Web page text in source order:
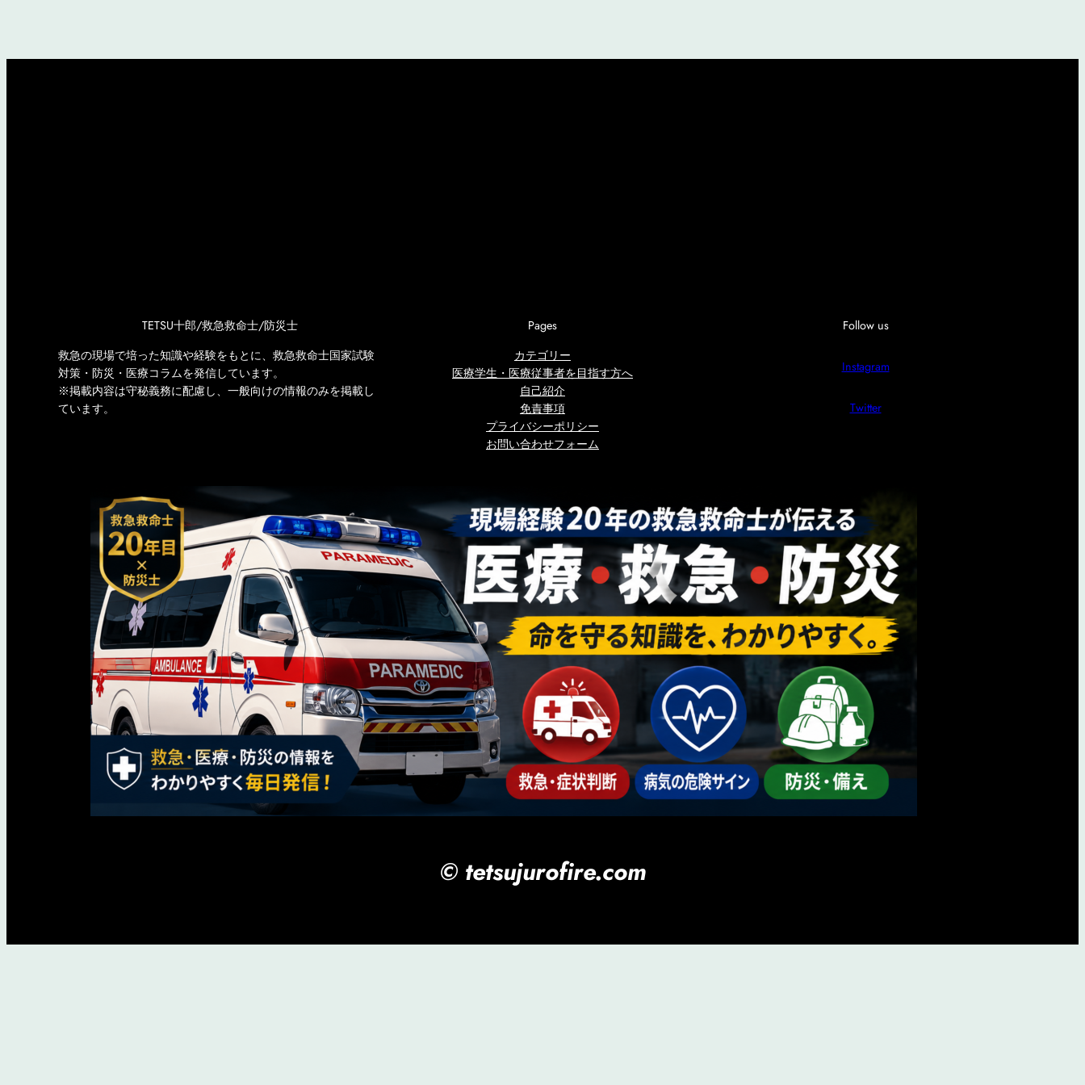
TETSU十郎/救急救命士/防災士
救急の現場で培った知識や経験をもとに、救急救命士国家試験
対策・防災・医療コラムを発信しています。
※掲載内容は守秘義務に配慮し、一般向けの情報のみを掲載し
ています。
Pages
カテゴリー
医療学生・医療従事者を目指す方へ
自己紹介
免責事項
プライバシーポリシー
お問い合わせフォーム
Follow us
Instagram
Twitter
© tetsujurofire.com